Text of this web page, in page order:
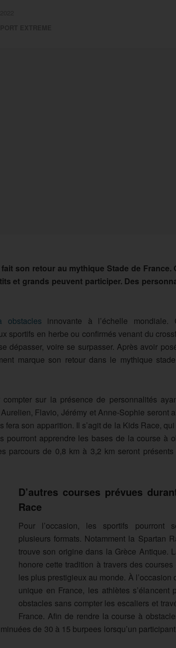
son retour au mythique Stade de France.
et grands peuvent participer. Des
obstacles innovante à l’échelle mondiale.
sportifs en herbe ou confirmés venant du
dépasser, voire se surpasser. Après avoir
marque son retour dans le mythique
sur la présence de personnalités
Flavio, Jérémy et Anne-Sophie seront
son apparition. Il s’agit de la Kids Race,
pourront apprendre les bases de la course à
parcours de 0,8 km à 3,2 km seront
D’autres courses prévues
Race
Pour l’occasion, les sportifs pourront
plusieurs formats. Notamment la Spartan
trouve son origine dans la Grèce Antique.
honore cette tradition à travers des
les plus prestigieux au monde. À l’occasion
unique en France, les athlètes s’élancent
obstacles sans compter les escaliers et
France. Afin de rendre la course à
de 30 à 15 burpees lorsqu’un